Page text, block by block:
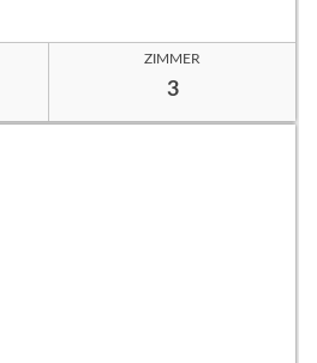
ZIMMER
3